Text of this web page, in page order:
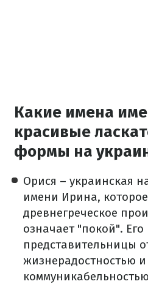
Какие имена
красивые
формы на
Орися – украинская
имени Ирина,
древнегреческое
означает "покой". Его
представительницы
жизнерадостностью и